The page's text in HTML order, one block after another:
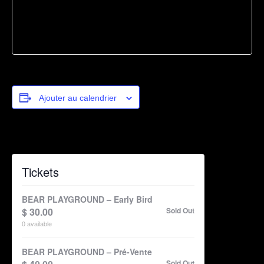
Ajouter au calendrier
Tickets
BEAR PLAYGROUND – Early Bird
$30.00
0available
Sold Out
BEAR PLAYGROUND – Pré-Vente